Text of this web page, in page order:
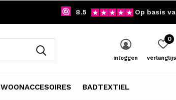
WOONACCESOIRES BADTEXTIEL
inloggen
0
8.5 Op basis